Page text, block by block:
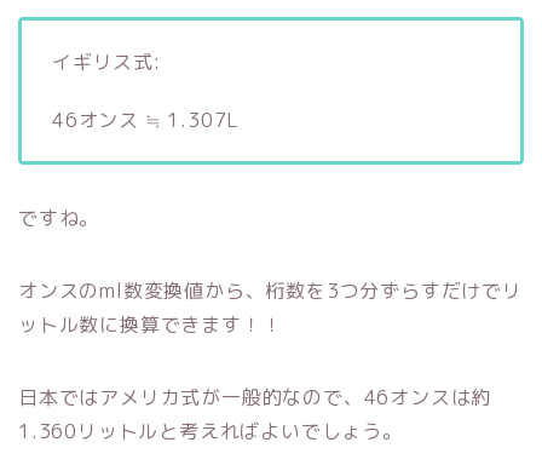
イギリス式:
46オンス ≒ 1.307L
ですね。
オンスのml数変換値から、桁数を3つ分ずらすだけでリ
ットル数に換算できます！！
日本ではアメリカ式が一般的なので、46オンスは約
1.360リットルと考えればよいでしょう。